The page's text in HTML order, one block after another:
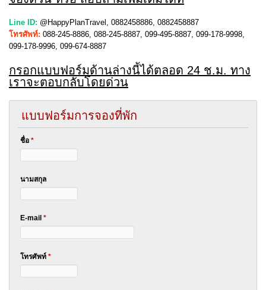
Line ID: @HappyPlanTravel, 0882458886, 0882458887
โทรศัพท์: 088-245-8886, 088-245-8887, 099-495-8887, 099-178-9998,
099-178-9996, 099-674-8887
กรอกแบบฟอร์มด้านล่างนี้ได้ตลอด 24 ช.ม. ทาง
เราจะตอบกลับโดยด่วน
แบบฟอร์มการจองที่พัก
ชื่อ *
นามสกุล
E-mail *
โทรศัพท์ *